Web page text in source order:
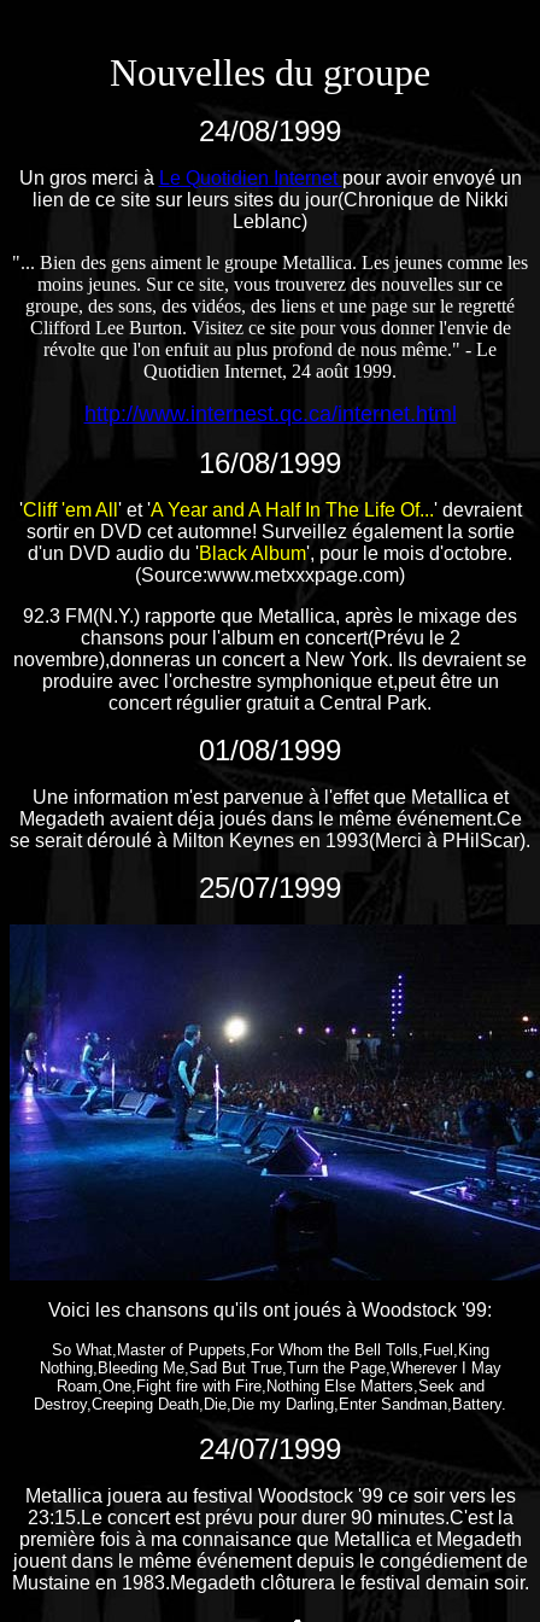
Nouvelles du groupe
24/08/1999
Un gros merci à Le Quotidien Internet pour avoir envoyé un
lien de ce site sur leurs sites du jour(Chronique de Nikki
Leblanc)
"... Bien des gens aiment le groupe Metallica. Les jeunes comme les
moins jeunes. Sur ce site, vous trouverez des nouvelles sur ce
groupe, des sons, des vidéos, des liens et une page sur le regretté
Clifford Lee Burton. Visitez ce site pour vous donner l'envie de
révolte que l'on enfuit au plus profond de nous même." - Le
Quotidien Internet, 24 août 1999.
http://www.internest.qc.ca/internet.html
16/08/1999
'Cliff 'em All ' et 'A Year and A Half In The Life Of...' devraient
sortir en DVD cet automne! Surveillez également la sortie
d'un DVD audio du 'Black Album', pour le mois d'octobre.
(Source:www.metxxxpage.com)
92.3 FM(N.Y.) rapporte que Metallica, après le mixage des
chansons pour l'album en concert(Prévu le 2
novembre),donneras un concert a New York. Ils devraient se
produire avec l'orchestre symphonique et,peut être un
concert régulier gratuit a Central Park.
01/08/1999
Une information m'est parvenue à l'effet que Metallica et
Megadeth avaient déja joués dans le même événement.Ce
se serait déroulé à Milton Keynes en 1993(Merci à PHilScar).
25/07/1999
Voici les chansons qu'ils ont joués à Woodstock '99:
So What,Master of Puppets,For Whom the Bell Tolls,Fuel,King
Nothing,Bleeding Me,Sad But True,Turn the Page,Wherever I May
Roam,One,Fight fire with Fire,Nothing Else Matters,Seek and
Destroy,Creeping Death,Die,Die my Darling,Enter Sandman,Battery.
24/07/1999
Metallica jouera au festival Woodstock '99 ce soir vers les
23:15.Le concert est prévu pour durer 90 minutes.C'est la
première fois à ma connaisance que Metallica et Megadeth
jouent dans le même événement depuis le congédiement de
Mustaine en 1983.Megadeth clôturera le festival demain soir.